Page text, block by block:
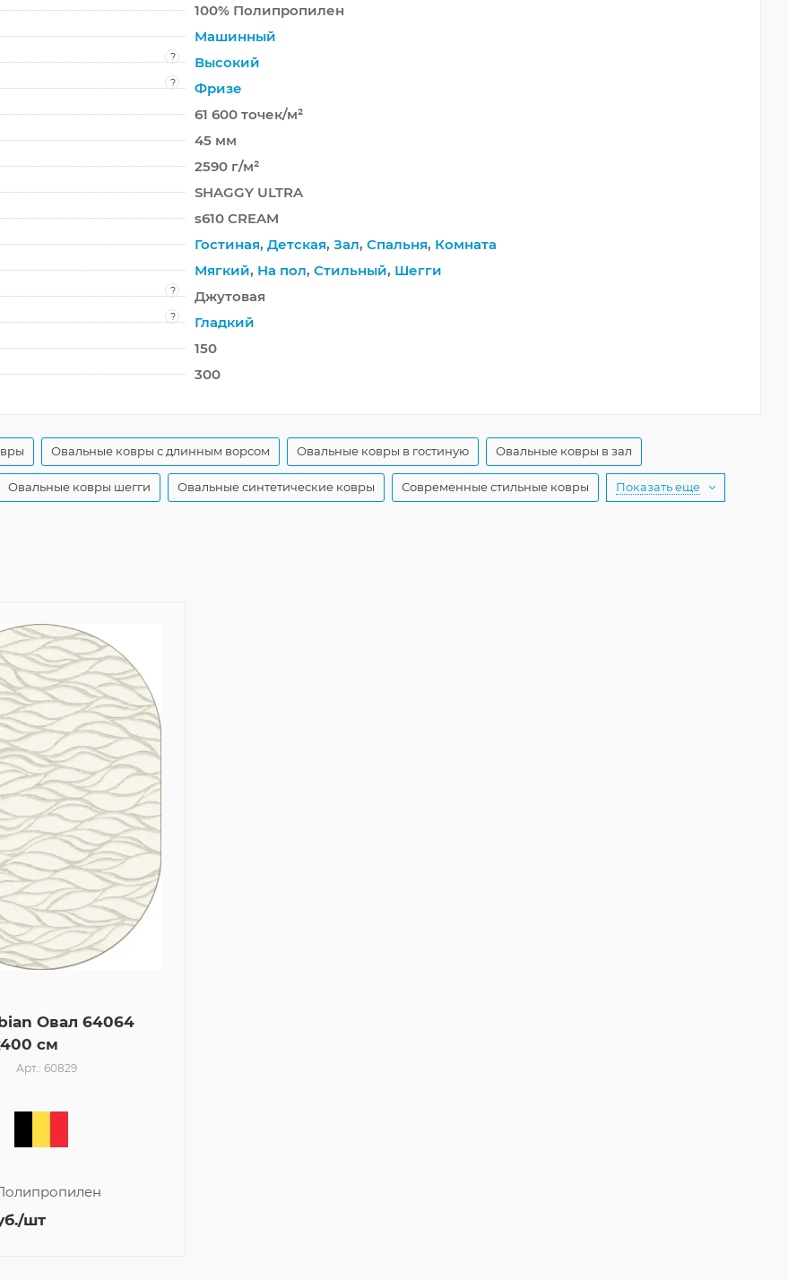
100% Полипропилен
Машинный
?
Высокий
?
Фризе
61 600 точек/м²
45 мм
2590 г/м²
SHAGGY ULTRA
s610 CREAM
Гостиная, Детская, Зал, Спальня, Комната
Мягкий, На пол, Стильный, Шегги
?
Джутовая
?
Гладкий
150
300
Овальные ковры с длинным ворсом Овальные ковры в гостиную Овальные ковры в зал
Овальные ковры шегги Овальные синтетические ковры Современные стильные ковры Показать еще
Овал 64064
см
Арт.: 60829
/шт